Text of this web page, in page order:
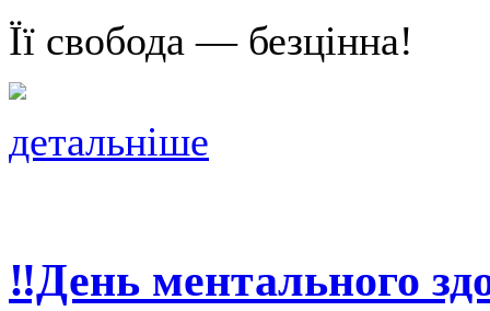
Її свобода — безцінна!
детальніше
‼️День ментального